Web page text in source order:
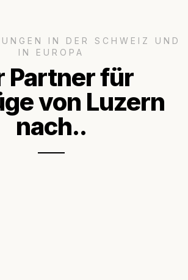
IN DER SCHWEIZ UND
IN EUROPA
Partner für
von Luzern
nach..